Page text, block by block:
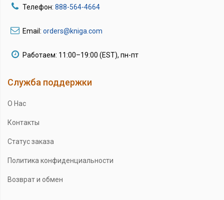
Телефон: 888-564-4664
Email: orders@kniga.com
Работаем: 11:00–19:00 (EST), пн-пт
Служба поддержки
О Нас
Контакты
Статус заказа
Политика конфиденциальности
Возврат и обмен